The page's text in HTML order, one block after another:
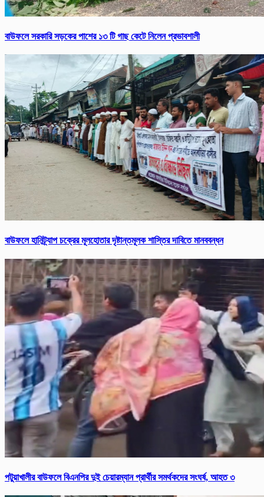
বাউফলে সরকারি সড়কের পাশের ১৩ টি গাছ কেটে নিলেন প্রভাবশালী
বাউফলে হানিট্র্যাপ চক্রের মূলহোতার দৃষ্টান্তমূলক শাস্তির দাবিতে মানববন্ধন
পটুয়াখালীর বাউফলে বিএনপির দুই চেয়ারম্যান প্রার্থীর সমর্থকদের সংঘর্ষ, আহত ৩